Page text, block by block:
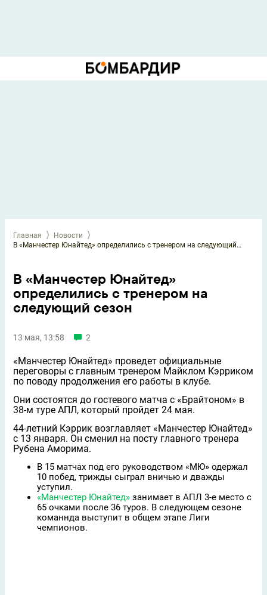
Главная
Новости
В «Манчестер Юнайтед» определились с тренером на следующий сезон
В «Манчестер Юнайтед»
определились с тренером на
следующий сезон
13 мая, 13:58 2
«Манчестер Юнайтед» проведет официальные
переговоры с главным тренером Майклом Кэрриком
по поводу продолжения его работы в клубе.
Они состоятся до гостевого матча с «Брайтоном» в
38-м туре АПЛ, который пройдет 24 мая.
44-летний Кэррик возглавляет «Манчестер Юнайтед»
с 13 января. Он сменил на посту главного тренера
Рубена Аморима.
В 15 матчах под его руководством «МЮ» одержал
10 побед, трижды сыграл вничью и дважды
уступил.
«Манчестер Юнайтед» занимает в АПЛ 3-е место с
65 очками после 36 туров. В следующем сезоне
команнда выступит в общем этапе Лиги
чемпионов.